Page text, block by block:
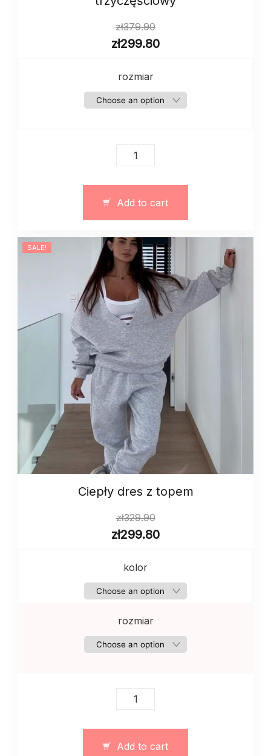
zł379.90
zł299.80
rozmiar
Damski
trzyczęściowy
quantity
Add to cart
SALE!
Сiepły dres z topem
zł329.90
zł299.80
kolor
rozmiar
Сiepły
quantity
Add to cart